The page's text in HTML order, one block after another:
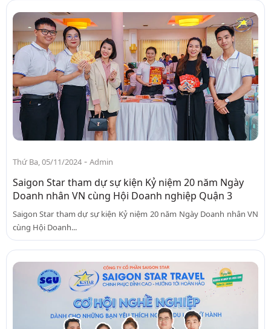
Thứ Ba, 05/11/2024 - Admin
Saigon Star tham dự sự kiện Kỷ niệm 20 năm Ngày
Doanh nhân VN cùng Hội Doanh nghiệp Quận 3
Saigon Star tham dự sự kiện Kỷ niệm 20 năm Ngày Doanh nhân VN
cùng Hội Doanh...